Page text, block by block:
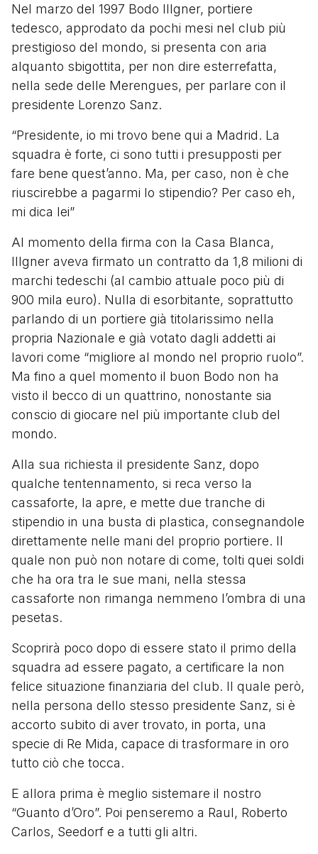
Nel marzo del 1997 Bodo Illgner, portiere
tedesco, approdato da pochi mesi nel club più
prestigioso del mondo, si presenta con aria
alquanto sbigottita, per non dire esterrefatta,
nella sede delle Merengues, per parlare con il
presidente Lorenzo Sanz.
“Presidente, io mi trovo bene qui a Madrid. La
squadra è forte, ci sono tutti i presupposti per
fare bene quest’anno. Ma, per caso, non è che
riuscirebbe a pagarmi lo stipendio? Per caso eh,
mi dica lei”
Al momento della firma con la Casa Blanca,
Illgner aveva firmato un contratto da 1,8 milioni di
marchi tedeschi (al cambio attuale poco più di
900 mila euro). Nulla di esorbitante, soprattutto
parlando di un portiere già titolarissimo nella
propria Nazionale e già votato dagli addetti ai
lavori come “migliore al mondo nel proprio ruolo”.
Ma fino a quel momento il buon Bodo non ha
visto il becco di un quattrino, nonostante sia
conscio di giocare nel più importante club del
mondo.
Alla sua richiesta il presidente Sanz, dopo
qualche tentennamento, si reca verso la
cassaforte, la apre, e mette due tranche di
stipendio in una busta di plastica, consegnandole
direttamente nelle mani del proprio portiere. Il
quale non può non notare di come, tolti quei soldi
che ha ora tra le sue mani, nella stessa
cassaforte non rimanga nemmeno l’ombra di una
pesetas.
Scoprirà poco dopo di essere stato il primo della
squadra ad essere pagato, a certificare la non
felice situazione finanziaria del club. Il quale però,
nella persona dello stesso presidente Sanz, si è
accorto subito di aver trovato, in porta, una
specie di Re Mida, capace di trasformare in oro
tutto ciò che tocca.
E allora prima è meglio sistemare il nostro
“Guanto d’Oro”. Poi penseremo a Raul, Roberto
Carlos, Seedorf e a tutti gli altri.